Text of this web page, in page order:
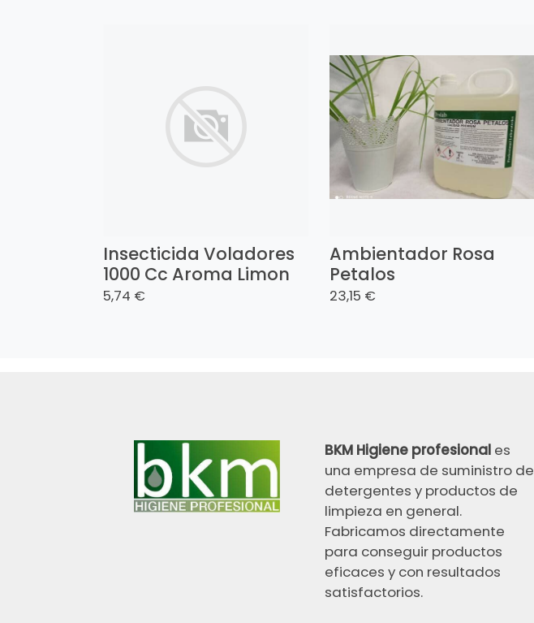
Insecticida Voladores
1000 Cc Aroma Limon
5,74 €
Ambientador Rosa
Petalos
23,15 €
BKM Higiene profesional es
una empresa de suministro de
detergentes y productos de
limpieza en general.
Fabricamos directamente
para conseguir productos
eficaces y con resultados
satisfactorios.